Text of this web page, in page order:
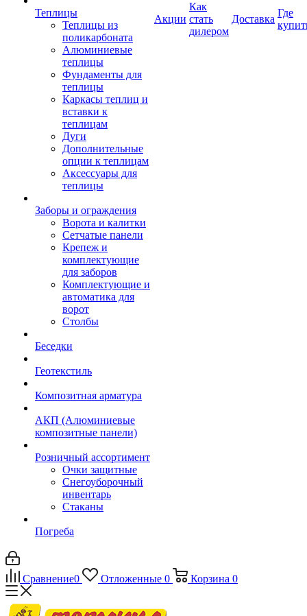
Теплицы
Теплицы из
поликарбоната
Алюминиевые
теплицы
Фундаменты для
теплицы
Каркасы теплиц и
вставки к
теплицам
Дуги
Дополнительные
опции к теплицам
Аксессуары для
теплицы
Заборы и ограждения
Ворота и калитки
Сетчатые панели
Крепеж и
комплектующие
для заборов
Комплектующие и
автоматика для
ворот
Столбы
Беседки
Геотекстиль
Композитная арматура
АКП (Алюминиевые
композитные панели)
Розничный ассортимент
Очки защитные
Снегоуборочный
инвентарь
Стаканы
Погреба
Акции
Как
стать
дилером
Доставка
Где
Сравнение0 Отложенные 0 Корзина 0